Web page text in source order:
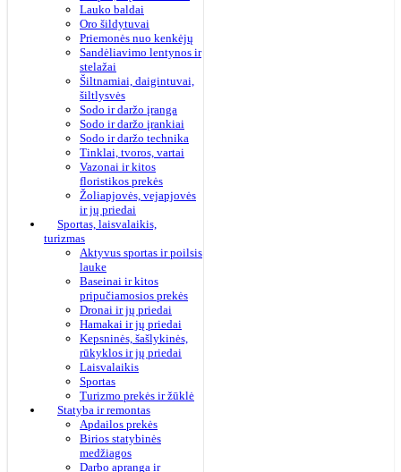
Lauko baldai
Oro šildytuvai
Priemonės nuo kenkėjų
Sandėliavimo lentynos ir
stelažai
Šiltnamiai, daigintuvai,
šiltlysvės
Sodo ir daržo įranga
Sodo ir daržo įrankiai
Sodo ir daržo technika
Tinklai, tvoros, vartai
Vazonai ir kitos
floristikos prekės
Žoliapjovės, vejapjovės
ir jų priedai
Sportas, laisvalaikis,
turizmas
Aktyvus sportas ir poilsis
lauke
Baseinai ir kitos
pripučiamosios prekės
Dronai ir jų priedai
Hamakai ir jų priedai
Kepsninės, šašlykinės,
rūkyklos ir jų priedai
Laisvalaikis
Sportas
Turizmo prekės ir žūklė
Statyba ir remontas
Apdailos prekės
Birios statybinės
medžiagos
Darbo apranga ir